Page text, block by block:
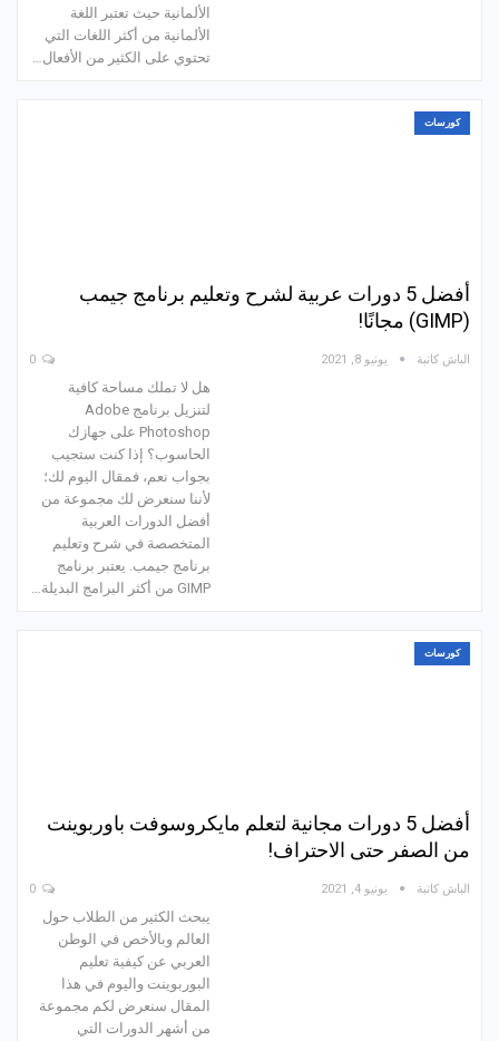
الألمانية حيث تعتبر اللغة
الألمانية من أكثر اللغات التي
تحتوي على الكثير من الأفعال…
كورسات
أفضل 5 دورات عربية لشرح وتعليم برنامج جيمب
(GIMP) مجانًا!
الباش كاتبة يونيو 8, 2021
هل لا تملك مساحة كافية
لتنزيل برنامج Adobe
Photoshop على جهازك
الحاسوب؟ إذا كنت ستجيب
بجواب نعم، فمقال اليوم لك؛
لأننا سنعرض لك مجموعة من
أفضل الدورات العربية
المتخصصة في شرح وتعليم
برنامج جيمب. يعتبر برنامج
GIMP من أكثر البرامج البديلة…
كورسات
أفضل 5 دورات مجانية لتعلم مايكروسوفت باوربوينت
من الصفر حتى الاحتراف!
الباش كاتبة يونيو 4, 2021
يبحث الكثير من الطلاب حول
العالم وبالأخص في الوطن
العربي عن كيفية تعليم
البوربوينت واليوم في هذا
المقال سنعرض لكم مجموعة
من أشهر الدورات التي